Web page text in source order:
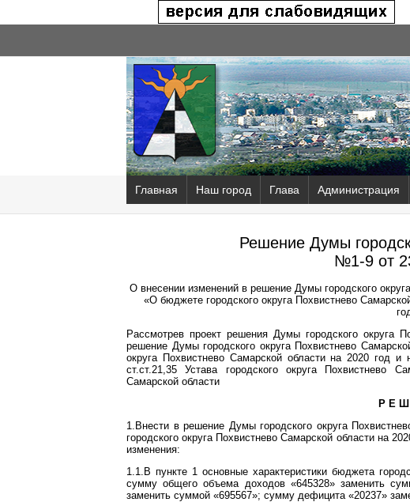
Главная Наш город Глава Администрация
Решение Думы
№1-9 от
О внесении изменений в решение Думы городского
«О бюджете городского округа Похвистнево
Рассмотрев проект решения Думы городского округа
решение Думы городского округа Похвистнево
округа Похвистнево Самарской области на 2020 год
ст.ст.21,35 Устава городского округа Похвистнево
Самарской области
Р Е Ш
1.Внести в решение Думы городского округа
городского округа Похвистнево Самарской области на
изменения:
1.1.В пункте 1 основные характеристики бюджета
сумму общего объема доходов «645328» заменить
заменить суммой «695567»; сумму дефицита «20237»